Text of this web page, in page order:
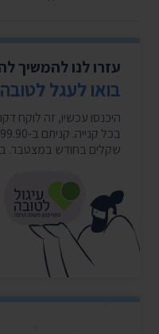
עזרו לנו להמשיך
בואו לעגל
היכנסו עכשיו, זה לוקח
שקלים בחודש במצטבר.